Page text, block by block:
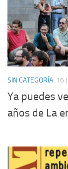
SIN CATEGORÍA 16
Ya puedes
años de La